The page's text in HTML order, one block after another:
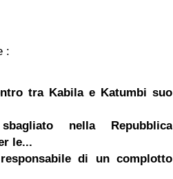
:
tra Kabila e Katumbi suo
nella Repubblica
le...
di un complotto